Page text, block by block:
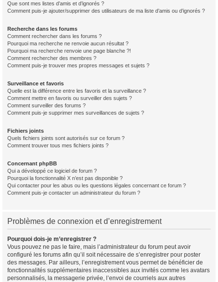
Que sont mes listes d’amis et d’ignorés ?
Comment puis-je ajouter/supprimer des utilisateurs de ma liste d’amis ou d’ignorés ?
Recherche dans les forums
Comment rechercher dans les forums ?
Pourquoi ma recherche ne renvoie aucun résultat ?
Pourquoi ma recherche renvoie une page blanche ?!
Comment rechercher des membres ?
Comment puis-je trouver mes propres messages et sujets ?
Surveillance et favoris
Quelle est la différence entre les favoris et la surveillance ?
Comment mettre en favoris ou surveiller des sujets ?
Comment surveiller des forums ?
Comment puis-je supprimer mes surveillances de sujets ?
Fichiers joints
Quels fichiers joints sont autorisés sur ce forum ?
Comment trouver tous mes fichiers joints ?
Concernant phpBB
Qui a développé ce logiciel de forum ?
Pourquoi la fonctionnalité X n’est pas disponible ?
Qui contacter pour les abus ou les questions légales concernant ce forum ?
Comment puis-je contacter un administrateur du forum ?
Problèmes de connexion et d’enregistrement
Pourquoi dois-je m’enregistrer ?
Vous pouvez ne pas le faire, mais l’administrateur du forum peut avoir
configuré les forums afin qu’il soit nécessaire de s’enregistrer pour poster
des messages. Par ailleurs, l’enregistrement vous permet de bénéficier de
fonctionnalités supplémentaires inaccessibles aux invités comme les avatars
personnalisés, la messagerie privée, l’envoi de courriels aux autres